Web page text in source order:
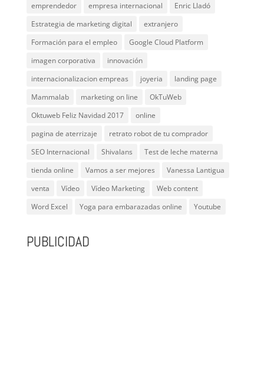
emprendedor
empresa internacional
Enric Lladó
Estrategia de marketing digital
extranjero
Formación para el empleo
Google Cloud Platform
imagen corporativa
innovación
internacionalizacion empreas
joyeria
landing page
Mammalab
marketing on line
OkTuWeb
Oktuweb Feliz Navidad 2017
online
pagina de aterrizaje
retrato robot de tu comprador
SEO Internacional
Shivalans
Test de leche materna
tienda online
Vamos a ser mejores
Vanessa Lantigua
venta
Vídeo Vídeo Marketing
Web content
Word Excel
Yoga para embarazadas online Youtube
PUBLICIDAD